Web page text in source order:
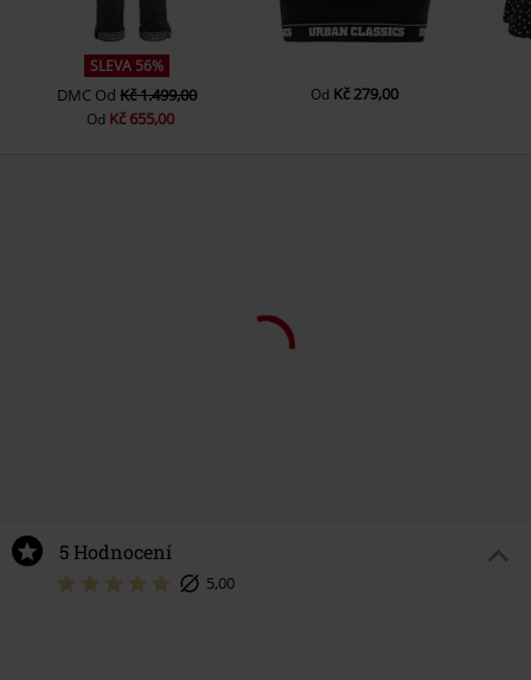
SLEVA 56%
DMC OdKč 1.499,00
Od Kč 655,00
Od Kč 279,00
5 Hodnocení
5,00